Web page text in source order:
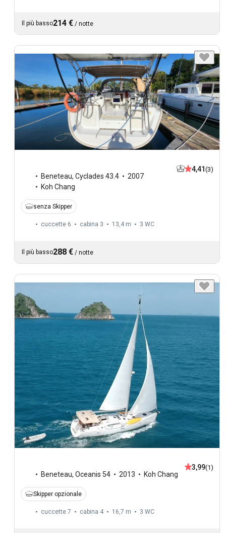
Il più basso214 € / notte
Beneteau, Cyclades 43.4
2007
Koh Chang
4,41 (3)
senza Skipper
cuccette 6 cabina 3 13,4 m 3 WC
Il più basso288 € / notte
Beneteau, Oceanis 54 2013 Koh Chang
3,99(1)
Skipper opzionale
cuccette 7 cabina 4 16,7 m 3 WC